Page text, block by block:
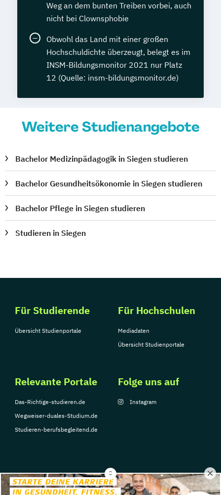
Weg an dem bunten Treiben vorbei, auch
nicht bei Clownsphobie
Obwohl das Land mit einer großen
Hochschuldichte überzeugt, belegt es im
INSM-Bildungsmonitor 2021 nur Platz
12 (Quelle: insm-bildungsmonitor.de)
Weitere Studienangebote
Bachelor Medizinpädagogik in Siegen studieren
Bachelor Gesundheitsökonomie in Siegen studieren
Bachelor Pflege in Siegen studieren
Studieren in Siegen
Für Studierende
Übersicht Studienportale
Für Hochschulen
Mediadaten
Übersicht Studienportale
Relevante Portale
Das-Richtige-studieren.de
Wegweiser-duales-Studium.de
Studieren-berufsbegleitend.de
Folge uns auf
Instagram
© Copyright 2026, TarGroup Media GmbH